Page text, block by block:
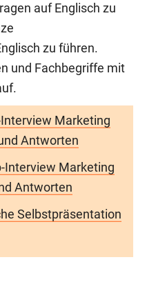
auf Englisch zu
zu führen.
und Fachbegriffe mit
Marketing
Antworten
Interview Marketing
Antworten
Selbstpräsentation